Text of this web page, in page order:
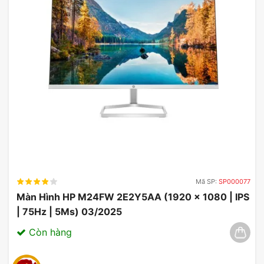
chơi đều trở nên mượt mà và sống động.
Khung viền mỏng của màn hình ASUS giúp tối ưu
hóa không gian, trong khi màu sắc sống động từ
công nghệ OLED khiến mọi khung hình đều trở nên
chân thực. Đặc biệt, sự đa dạng trong các cổng
mọi nhu cầu của game thủ.
Mã SP: SP000077
Màn Hình HP M24FW 2E2Y5AA (1920 x 1080 | IPS
| 75Hz | 5Ms) 03/2025
Còn hàng